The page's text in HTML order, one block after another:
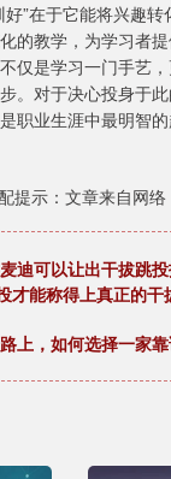
”在于它能将兴趣
的教学，为学习者
仅是学习一门手艺
。对于决心投身于
职业生涯中最明智的
提示：文章来自网络
迪可以让出干拔跳
才能称得上真正的干
上，如何选择一家